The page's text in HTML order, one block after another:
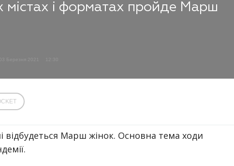
містах і форматах пройде Марш
03 Березня 2021
відбудеться Марш жінок. Основна тема ходи